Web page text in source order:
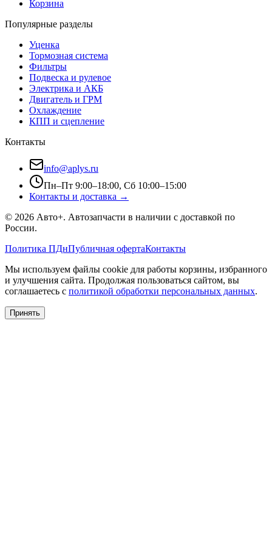
Корзина
Популярные разделы
Уценка
Тормозная система
Фильтры
Подвеска и рулевое
Электрика и АКБ
Двигатель и ГРМ
Охлаждение
КПП и сцепление
Контакты
info@aplys.ru
Пн–Пт 9:00–18:00, Сб 10:00–15:00
Контакты и доставка →
© 2026 Авто+. Автозапчасти в наличии с доставкой по
России.
Политика ПДнПубличная офертаКонтакты
Мы используем файлы cookie для работы корзины, избранного
и улучшения сайта. Продолжая пользоваться сайтом, вы
соглашаетесь с политикой обработки персональных данных.
Принять